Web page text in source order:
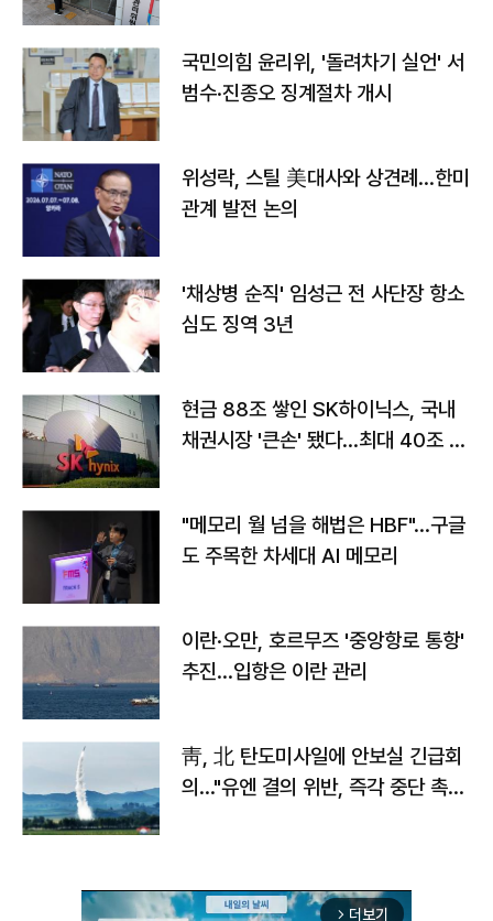
국민의힘 윤리위, '돌려차기 실언' 서
범수·진종오 징계절차 개시
위성락, 스틸 美대사와 상견례…한미
관계 발전 논의
'채상병 순직' 임성근 전 사단장 항소
심도 징역 3년
현금 88조 쌓인 SK하이닉스, 국내
채권시장 '큰손' 됐다…최대 40조 투
"메모리 월 넘을 해법은 HBF"…구글
도 주목한 차세대 AI 메모리
이란·오만, 호르무즈 '중앙항로 통항'
추진…입항은 이란 관리
靑, 北 탄도미사일에 안보실 긴급회
의…"유엔 결의 위반, 즉각 중단 촉
arrow_forward_ios 더보기